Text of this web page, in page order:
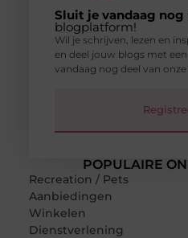
POPULAIRE
Recreation / Pets
Aanbiedingen
Winkelen
Dienstverlening
Sluit je vandaag nog
blogplatform!
Wil je schrijven, lezen en
en deel jouw blogs met
vandaag nog deel van